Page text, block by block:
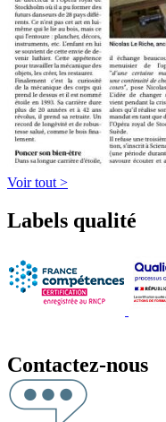
Voir tout >
Labels qualité
Contactez-nous